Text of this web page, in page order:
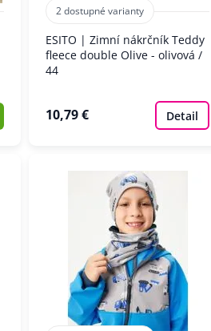
2 dostupné varianty
ESITO | Zimní nákrčník Teddy
fleece double Olive - olivová /
44
10,79 € Detail